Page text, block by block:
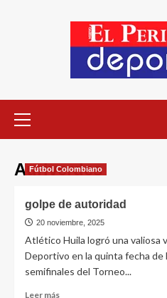
Auriverdes
Fútbol Colombiano
golpe de autoridad
20 noviembre, 2025
Atlético Huila logró una valiosa
Deportivo en la quinta fecha de
semifinales del Torneo...
Leer más